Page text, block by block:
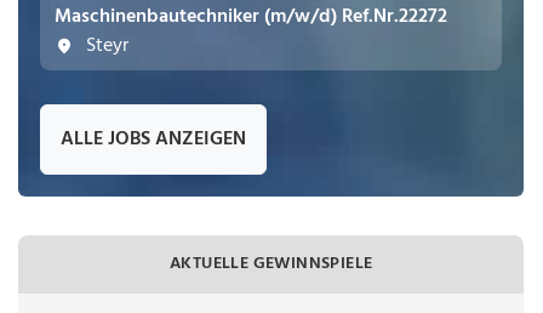
Maschinenbautechniker (m/w/d) Ref.Nr.22272
Steyr
ALLE JOBS ANZEIGEN
AKTUELLE GEWINNSPIELE